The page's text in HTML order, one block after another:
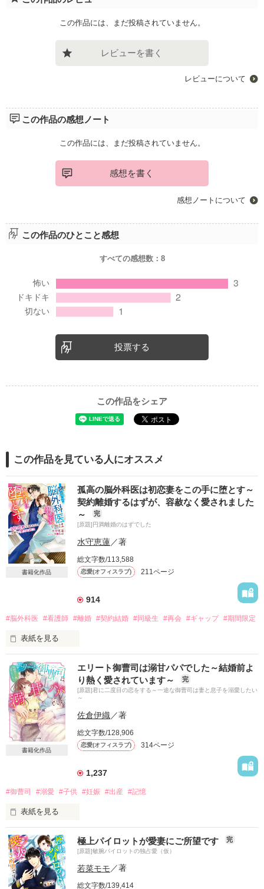
この作品には、まだ投稿されていません。
レビューを書く
レビューについて
この作品の感想ノート
この作品には、まだ投稿されていません。
感想を書く
感想ノートについて
この作品のひとこと感想
すべての感想数： 8
投票する
この作品をシェア
この作品を見ている人にオススメ
書籍化作品
孤高の脳外科医は初恋妻をこの手に堕とす～
契約離婚するはずが、容赦なく愛されました
～
完
[原題]円満離婚のはずでした
水守恵蓮／著
総文字数/113,588
恋愛(オフィスラブ) 211ページ
914
#脳外科医 #看護師 #離婚 #契約結婚 #同級生 #再会 #ギャップ #期間限定
表紙を見る
霧生颯汰
パリ帰りのエリート新鋭脳外科医
×
茅萱霞
お節介がたまにキズの手術室看護師
*･゜ﾟ･*:.｡..｡.:*･*:ﾟ･*:.｡. .｡.:*･゜ﾟ･**･゜ﾟ･*:
中学時代の同級生だった彼と
利害が一致して始めた契約結婚は
一緒に暮らしていても
「夫婦らしいこと、する？」
最初で最後の誘いに身を委ねたら
彼はまさかの…！？
私は彼の秘密を知ってしまい…
「君には一生僕についてきてもらう」
書籍化作品
エリート御曹司は溺甘パパでした～結婚前よ
り熱く愛されています～
完
[原題]君に二度目の恋をする～一途な御曹司は妻と息子を溺愛したい
～
佐倉伊織／著
総文字数/128,906
恋愛(オフィスラブ) 314ページ
1,237
#御曹司 #溺愛 #子供 #妊娠 #出産 #記憶
表紙を見る
結婚の反対を押し切るために、覚悟の妊娠。
この先、幸せが待っているはずだったのに
思わぬ出来事が待ち構えていて……。
極上パイロットが愛妻にご所望です 完
[原題]敏腕パイロットの独占愛（仮）
若菜モモ／著
総文字数/139,414